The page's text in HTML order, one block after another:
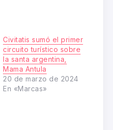
Civitatis sumó el primer
circuito turístico sobre
la santa argentina,
Mama Antula
20 de marzo de 2024
En «Marcas»